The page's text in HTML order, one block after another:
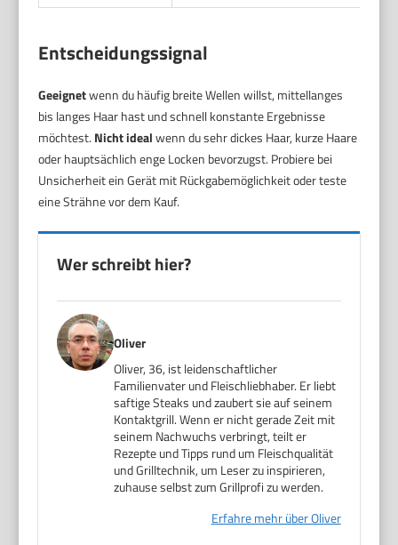
Entscheidungssignal
Geeignetwenn du häufig breite Wellen willst, mittellanges
bis langes Haar hast und schnell konstante Ergebnisse
möchtest. Nicht idealwenn du sehr dickes Haar, kurze Haare
oder hauptsächlich enge Locken bevorzugst. Probiere bei
Unsicherheit ein Gerät mit Rückgabemöglichkeit oder teste
eine Strähne vor dem Kauf.
Wer schreibt hier?
Oliver
Oliver, 36, ist leidenschaftlicher
Familienvater und Fleischliebhaber. Er liebt
saftige Steaks und zaubert sie auf seinem
Kontaktgrill. Wenn er nicht gerade Zeit mit
seinem Nachwuchs verbringt, teilt er
Rezepte und Tipps rund um Fleischqualität
und Grilltechnik, um Leser zu inspirieren,
zuhause selbst zum Grillprofi zu werden.
Erfahre mehr über Oliver